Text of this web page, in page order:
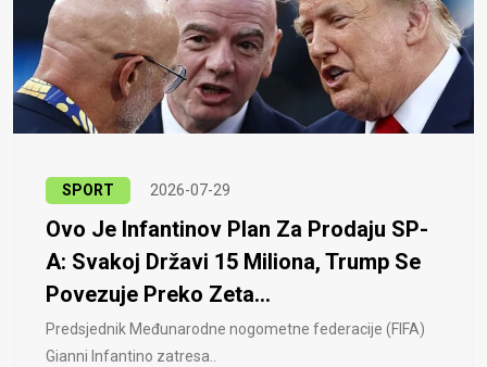
SPORT 2026-07-29
Ovo Je Infantinov Plan Za Prodaju SP-
A: Svakoj Državi 15 Miliona, Trump Se
Povezuje Preko Zeta...
Predsjednik Međunarodne nogometne federacije (FIFA)
Gianni Infantino zatresa..